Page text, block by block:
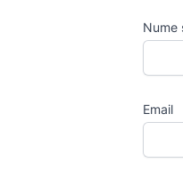
Nume
Email